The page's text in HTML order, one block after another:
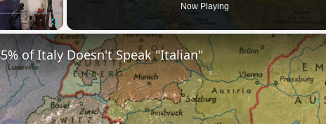
Fullscreen
Now Playing
of Italy Doesn't Speak "Italian"